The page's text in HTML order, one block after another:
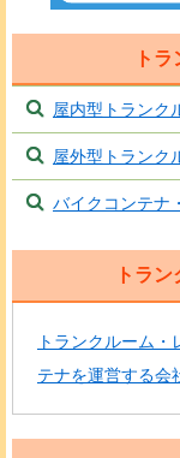
ト
屋内型トランク
屋外型トランク
バイクコンテナ
トラ
トランクルーム
テナを運営する会